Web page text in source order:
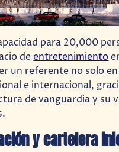
para 20,000
deentretenimiento
un referente no solo
e internacional,
de vanguardia y su
y cartelera